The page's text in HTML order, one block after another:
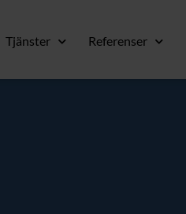
Tjänster Referenser